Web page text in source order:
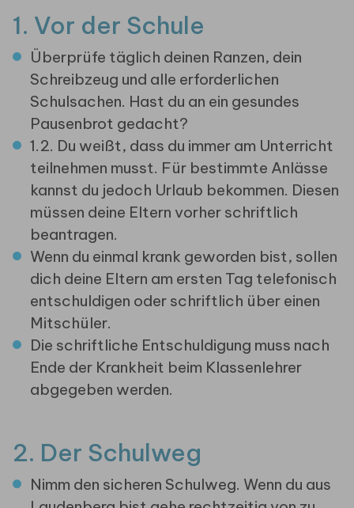
1. Vor der Schule
Überprüfe täglich deinen Ranzen, dein
Schreibzeug und alle erforderlichen
Schulsachen. Hast du an ein gesundes
Pausenbrot gedacht?
1.2. Du weißt, dass du immer am Unterricht
teilnehmen musst. Für bestimmte Anlässe
kannst du jedoch Urlaub bekommen. Diesen
müssen deine Eltern vorher schriftlich
beantragen.
Wenn du einmal krank geworden bist, sollen
dich deine Eltern am ersten Tag telefonisch
entschuldigen oder schriftlich über einen
Mitschüler.
Die schriftliche Entschuldigung muss nach
Ende der Krankheit beim Klassenlehrer
abgegeben werden.
2. Der Schulweg
Nimm den sicheren Schulweg. Wenn du aus